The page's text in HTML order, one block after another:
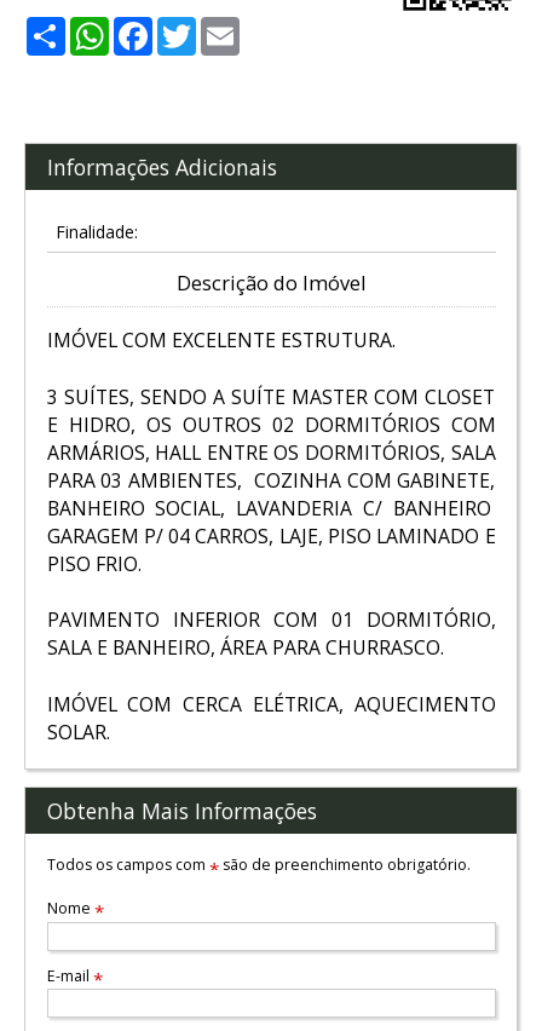
ShareWhatsApp
Facebook
Twitter
Informações Adicionais
Finalidade:
Descrição do Imóvel
IMÓVEL COM EXCELENTE ESTRUTURA.
3 SUÍTES, SENDO A SUÍTE MASTER COM CLOSET
E HIDRO, OS OUTROS 02 DORMITÓRIOS COM
ARMÁRIOS, HALL ENTRE OS DORMITÓRIOS, SALA
PARA 03 AMBIENTES, COZINHA COM GABINETE,
BANHEIRO SOCIAL, LAVANDERIA C/ BANHEIRO
GARAGEM P/ 04 CARROS, LAJE, PISO LAMINADO E
PISO FRIO.
PAVIMENTO INFERIOR COM 01 DORMITÓRIO,
SALA E BANHEIRO, ÁREA PARA CHURRASCO.
IMÓVEL COM CERCA ELÉTRICA, AQUECIMENTO
SOLAR.
Obtenha Mais Informações
Todos os campos com *são de preenchimento obrigatório.
Nome *
E-mail *